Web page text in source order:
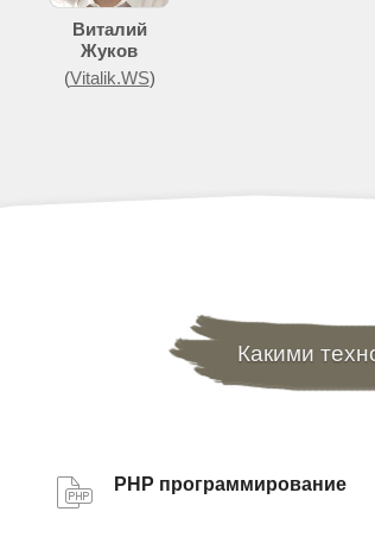
Виталий
Жуков
(Vitalik.WS)
Какими
PHP программирование